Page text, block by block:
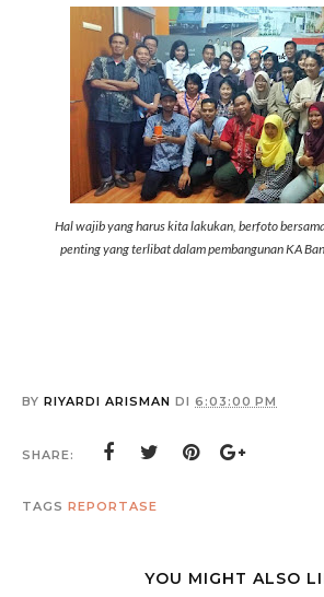
Hal wajib yang harus kita lakukan, berfoto
penting yang terlibat dalam pembangunan KA
BY RIYARDI ARISMAN DI 6:03:00 PM
SHARE:
TAGS REPORTASE
YOU MIGHT ALSO